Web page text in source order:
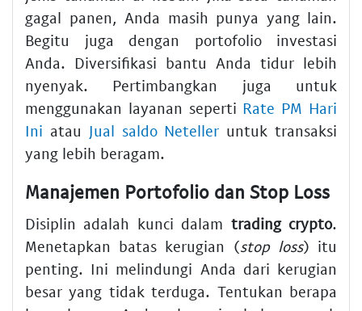
gagal panen, Anda masih punya yang lain.
Begitu juga dengan portofolio investasi
Anda. Diversifikasi bantu Anda tidur lebih
nyenyak. Pertimbangkan juga untuk
menggunakan layanan seperti Rate PM Hari
Ini atau Jual saldo Neteller untuk transaksi
yang lebih beragam.
Manajemen Portofolio dan Stop Loss
Disiplin adalah kunci dalam trading crypto.
Menetapkan batas kerugian (stop loss) itu
penting. Ini melindungi Anda dari kerugian
besar yang tidak terduga. Tentukan berapa